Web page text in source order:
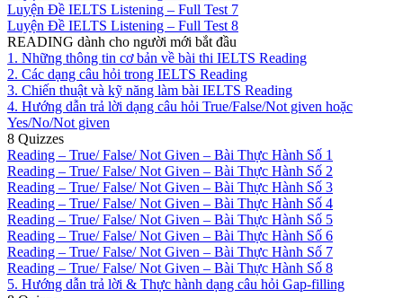
Luyện Đề IELTS Listening – Full Test 7
Luyện Đề IELTS Listening – Full Test 8
READING dành cho người mới bắt đầu
1. Những thông tin cơ bản về bài thi IELTS Reading
2. Các dạng câu hỏi trong IELTS Reading
3. Chiến thuật và kỹ năng làm bài IELTS Reading
4. Hướng dẫn trả lời dạng câu hỏi True/False/Not given hoặc
Yes/No/Not given
8 Quizzes
Reading – True/ False/ Not Given – Bài Thực Hành Số 1
Reading – True/ False/ Not Given – Bài Thực Hành Số 2
Reading – True/ False/ Not Given – Bài Thực Hành Số 3
Reading – True/ False/ Not Given – Bài Thực Hành Số 4
Reading – True/ False/ Not Given – Bài Thực Hành Số 5
Reading – True/ False/ Not Given – Bài Thực Hành Số 6
Reading – True/ False/ Not Given – Bài Thực Hành Số 7
Reading – True/ False/ Not Given – Bài Thực Hành Số 8
5. Hướng dẫn trả lời & Thực hành dạng câu hỏi Gap-filling